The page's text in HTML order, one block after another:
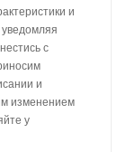
и
с
и
изменением
у